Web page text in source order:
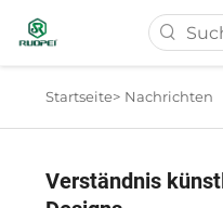
Startseite> Nachrichten
Verständnis